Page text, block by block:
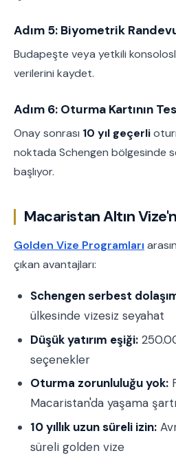
Adım 5: Biyometrik
Budapeşte veya yetkili
verilerini kaydet.
Adım 6: Oturma Kartının
Onay sonrası 10 yıl geçerli
noktada Schengen bölgesinde
başlıyor.
Macaristan Altın
Golden Vize Programları
çıkan avantajları:
Schengen serbest
ülkesinde vizesiz seyahat
Düşük yatırım eşiği:
seçenekler
Oturma zorunluluğu yok:
Macaristan'da yaşama
10 yıllık uzun süreli izin:
süreli golden vize